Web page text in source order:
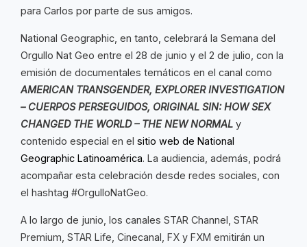
para Carlos por parte de sus amigos.
National Geographic, en tanto, celebrará la Semana del
Orgullo Nat Geo entre el 28 de junio y el 2 de julio, con la
emisión de documentales temáticos en el canal como
AMERICAN TRANSGENDER, EXPLORER INVESTIGATION
– CUERPOS PERSEGUIDOS, ORIGINAL SIN: HOW SEX
CHANGED THE WORLD – THE NEW NORMAL y
contenido especial en el sitio web de National
Geographic Latinoamérica. La audiencia, además, podrá
acompañar esta celebración desde redes sociales, con
el hashtag #OrgulloNatGeo.
A lo largo de junio, los canales STAR Channel, STAR
Premium, STAR Life, Cinecanal, FX y FXM emitirán un